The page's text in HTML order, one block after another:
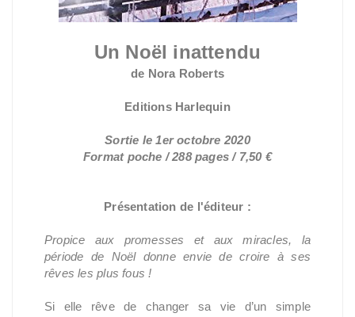
Un Noël inattendu
de Nora Roberts
Editions Harlequin
Sortie le 1er octobre 2020
Format poche / 288 pages / 7,50 €
Présentation de l'éditeur :
Propice aux promesses et aux miracles, la
période de Noël donne envie de croire à ses
rêves les plus fous !
Si elle rêve de changer sa vie d’un simple